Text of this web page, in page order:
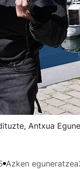
Antxua
Azken eguneratzea